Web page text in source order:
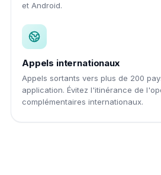
et Android.
Appels internationaux
Appels sortants vers plus de 200
application. Évitez l'itinérance de
complémentaires internationaux.